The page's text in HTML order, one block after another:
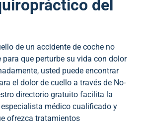
del
de un accidente de coche no
para que perturbe su vida con dolor
usted puede encontrar
el dolor de cuello a través de No-
directorio gratuito facilita la
médico cualificado y
ofrezca tratamientos